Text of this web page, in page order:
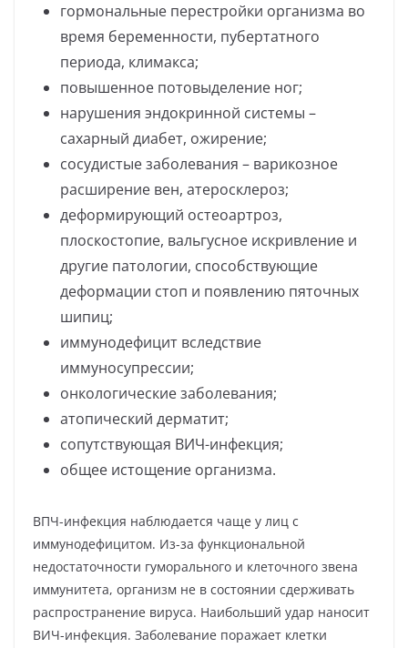
гормональные перестройки организма во
время беременности, пубертатного
периода, климакса;
повышенное потовыделение ног;
нарушения эндокринной системы –
сахарный диабет, ожирение;
сосудистые заболевания – варикозное
расширение вен, атеросклероз;
деформирующий остеоартроз,
плоскостопие, вальгусное искривление и
другие патологии, способствующие
деформации стоп и появлению пяточных
шипиц;
иммунодефицит вследствие
иммуносупрессии;
онкологические заболевания;
атопический дерматит;
сопутствующая ВИЧ-инфекция;
общее истощение организма.
ВПЧ-инфекция наблюдается чаще у лиц с
иммунодефицитом. Из-за функциональной
недостаточности гуморального и клеточного звена
иммунитета, организм не в состоянии сдерживать
распространение вируса. Наибольший удар наносит
ВИЧ-инфекция. Заболевание поражает клетки